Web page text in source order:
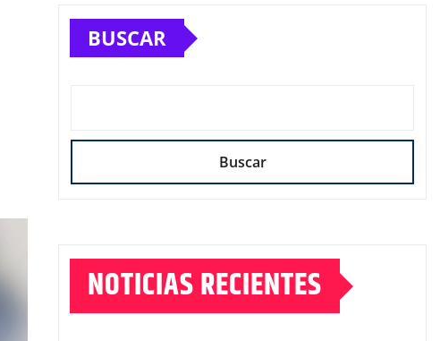
BUSCAR
Buscar
NOTICIAS RECIENTES